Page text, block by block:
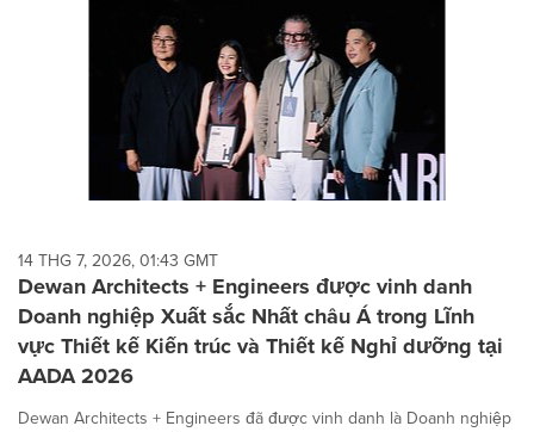
14 THG 7, 2026, 01:43 GMT
Dewan Architects + Engineers được vinh danh
Doanh nghiệp Xuất sắc Nhất châu Á trong Lĩnh
vực Thiết kế Kiến trúc và Thiết kế Nghỉ dưỡng tại
AADA 2026
Dewan Architects + Engineers đã được vinh danh là Doanh nghiệp